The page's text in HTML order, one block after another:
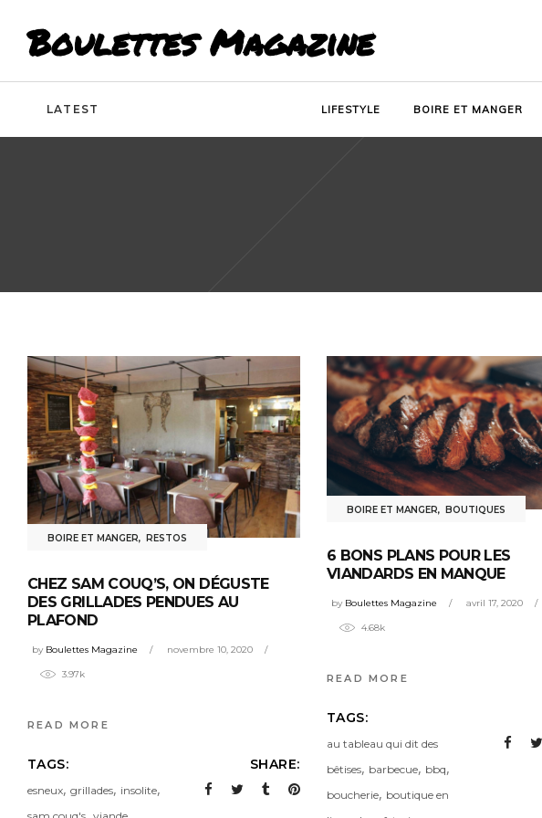
Boulettes Magazine
LATEST LIFESTYLE BOIRE ET MANGER
BOIRE ET MANGER, RESTOS
CHEZ SAM COUQ’S, ON DÉGUSTE
DES GRILLADES PENDUES AU
PLAFOND
by Boulettes Magazine novembre 10, 2020
3.97k
READ MORE
TAGS:
esneux, grillades, insolite,
SHARE:
BOIRE ET MANGER, BOUTIQUES
6 BONS PLANS POUR LES
VIANDARDS EN MANQUE
by Boulettes Magazine avril 17, 2020
4.68k
READ MORE
TAGS:
au tableau qui dit des
bêtises, barbecue, bbq,
boucherie, boutique en